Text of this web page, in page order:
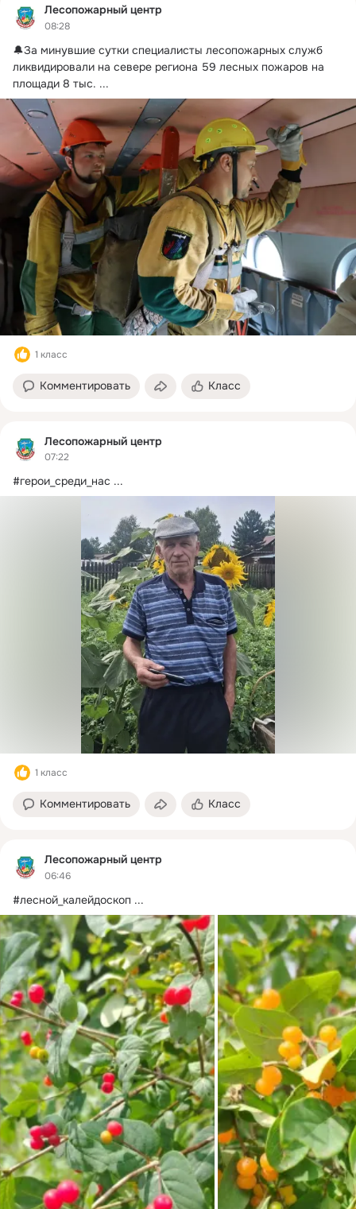
Лесопожарный центр
08:28
🔔За минувшие сутки специалисты лесопожарных служб
ликвидировали на севере региона 59 лесных пожаров на
площади 8 тыс. ...
1 класс
Комментировать Класс
Лесопожарный центр
07:22
#герои_среди_нас ...
1 класс
Комментировать Класс
Лесопожарный центр
06:46
#лесной_калейдоскоп ...